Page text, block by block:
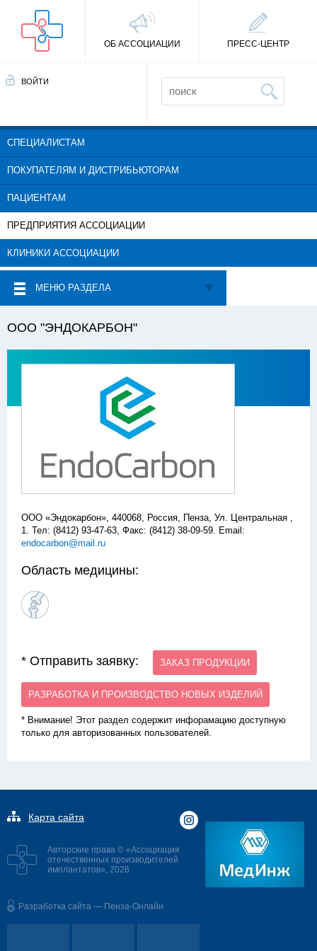
ОБ АССОЦИАЦИИ ПРЕСС-ЦЕНТР
ВОЙТИ
СПЕЦИАЛИСТАМ
ПОКУПАТЕЛЯМ И ДИСТРИБЬЮТОРАМ
ПАЦИЕНТАМ
ПРЕДПРИЯТИЯ АССОЦИАЦИИ
КЛИНИКИ АССОЦИАЦИИ
МЕНЮ РАЗДЕЛА
ООО "ЭНДОКАРБОН"
ООО «Эндокарбон», 440068, Россия, Пенза, Ул. Центральная ,
1. Тел: (8412) 93-47-63, Факс: (8412) 38-09-59. Email:
endocarbon@mail.ru
Область медицины:
* Отправить заявку: ЗАКАЗ ПРОДУКЦИИ
РАЗРАБОТКА И ПРОИЗВОДСТВО НОВЫХ ИЗДЕЛИЙ
* Внимание! Этот раздел содержит инфорамацию доступную
только для авторизованных пользователей.
Карта сайта
Авторские права © «Ассоциация
отечественных производителей
имплантатов», 2026
Разработка сайта — Пенза-Онлайн